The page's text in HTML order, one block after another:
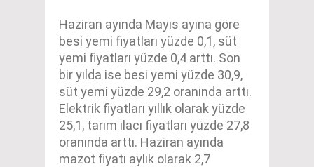
Haziran ayında Mayıs ayına göre
besi yemi fiyatları yüzde 0,1, süt
yemi fiyatları yüzde 0,4 arttı. Son
bir yılda ise besi yemi yüzde 30,9,
süt yemi yüzde 29,2 oranında arttı.
Elektrik fiyatları yıllık olarak yüzde
25,1, tarım ilacı fiyatları yüzde 27,8
oranında arttı. Haziran ayında
mazot fiyatı aylık olarak 2,7